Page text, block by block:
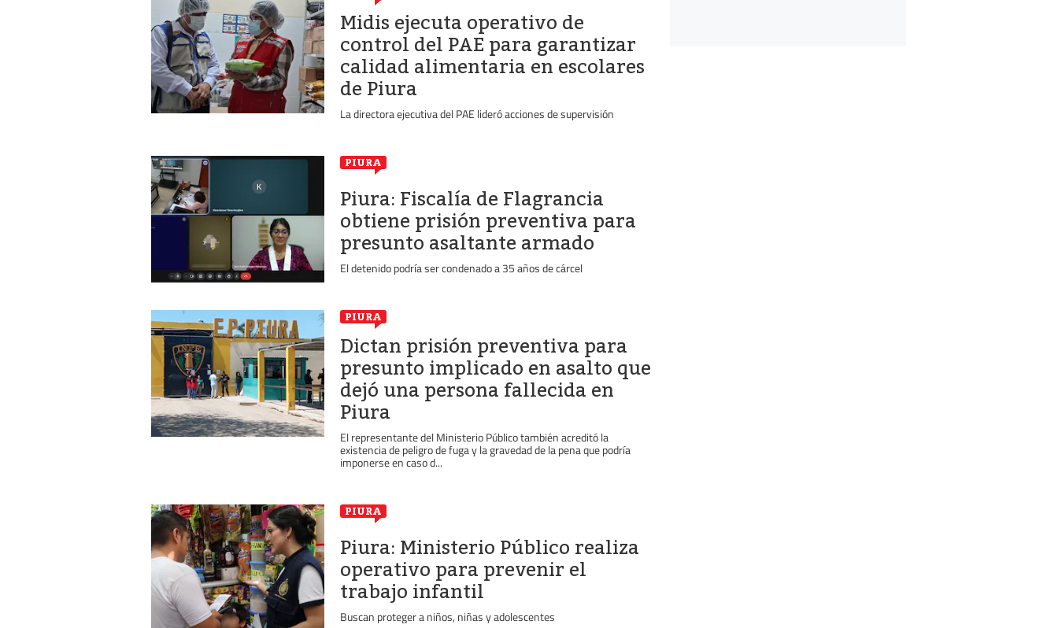
Midis ejecuta operativo de
control del PAE para garantizar
calidad alimentaria en escolares
de Piura
La directora ejecutiva del PAE lideró acciones de supervisión
PIURA
Piura: Fiscalía de Flagrancia
obtiene prisión preventiva para
presunto asaltante armado
El detenido podría ser condenado a 35 años de cárcel
PIURA
Dictan prisión preventiva para
presunto implicado en asalto que
dejó una persona fallecida en
Piura
El representante del Ministerio Público también acreditó la
existencia de peligro de fuga y la gravedad de la pena que podría
imponerse en caso d...
PIURA
Piura: Ministerio Público realiza
operativo para prevenir el
trabajo infantil
Buscan proteger a niños, niñas y adolescentes